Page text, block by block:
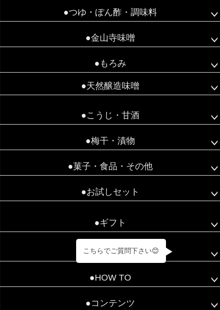
●つゆ・ぽん酢・調味料
●金山寺味噌
●もろみ
●天然醸造味噌
●こうじ・甘酒
●梅干・漬物
●菓子・食品・その他
●お試しセット
●ギフト
●Information
●HOW TO
●コンテンツ
こちらでご質問下さい😊